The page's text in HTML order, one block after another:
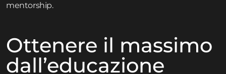
mentorship.
Ottenere il massimo
dall’educazione